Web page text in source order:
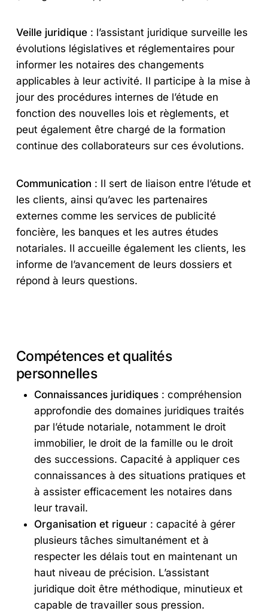
Veille juridique: l’assistant juridique surveille les
évolutions législatives et réglementaires pour
informer les notaires des changements
applicables à leur activité. Il participe à la mise à
jour des procédures internes de l’étude en
fonction des nouvelles lois et règlements, et
peut également être chargé de la formation
continue des collaborateurs sur ces évolutions.
Communication : Il sert de liaison entre l’étude et
les clients, ainsi qu’avec les partenaires
externes comme les services de publicité
foncière, les banques et les autres études
notariales. Il accueille également les clients, les
informe de l’avancement de leurs dossiers et
répond à leurs questions.
Compétences et qualités
personnelles
Connaissances juridiques: compréhension
approfondie des domaines juridiques traités
par l’étude notariale, notamment le droit
immobilier, le droit de la famille ou le droit
des successions. Capacité à appliquer ces
connaissances à des situations pratiques et
à assister efficacement les notaires dans
leur travail.
Organisation et rigueur: capacité à gérer
plusieurs tâches simultanément et à
respecter les délais tout en maintenant un
haut niveau de précision. L’assistant
juridique doit être méthodique, minutieux et
capable de travailler sous pression.